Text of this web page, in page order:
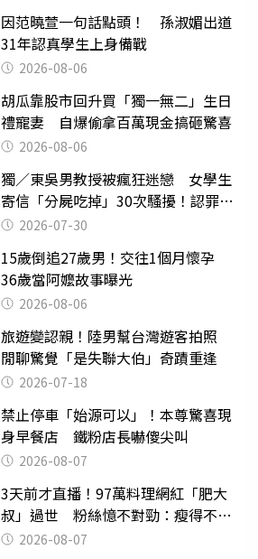
因范曉萱一句話點頭！ 孫淑媚出道
31年認真學生上身備戰
2026-08-06
胡瓜靠股市回升買「獨一無二」生日
禮寵妻 自爆偷拿百萬現金搞砸驚喜
2026-08-06
獨／東吳男教授被瘋狂迷戀 女學生
寄信「分屍吃掉」30次騷擾！認罪免
關 2026-07-30
15歲倒追27歲男！交往1個月懷孕
36歲當阿嬤故事曝光
2026-08-06
旅遊變認親！陸男幫台灣遊客拍照
閒聊驚覺「是失聯大伯」奇蹟重逢
2026-07-18
禁止停車「始源可以」！本尊驚喜現
身早餐店 鐵粉店長嚇傻尖叫
2026-08-07
3天前才直播！97萬料理網紅「肥大
叔」過世 粉絲憶不對勁：瘦得不合
理 2026-08-07